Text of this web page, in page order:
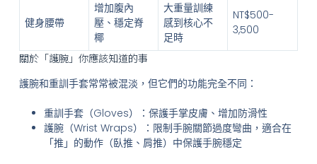
健身腰帶
增加腹內
壓、穩定脊
椰
大重量訓練
感到核心不
足時
NT$500-
3,500
關於「護腕」你應該知道的事
護腕和重訓手套常常被混淡，但它們的功能完全不同：
重訓手套（Gloves）：保護手掌皮膚、增加防滑性
護腕（Wrist Wraps）：限制手腕關節過度彎曲，適合在
「推」的動作（臥推、肩推）中保護手腕穩定